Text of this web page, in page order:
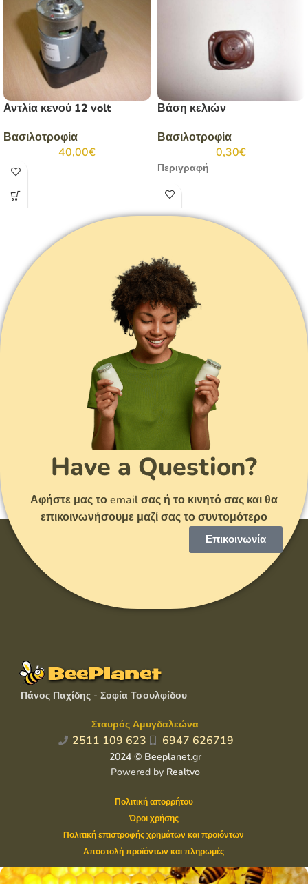
Αντλία κενού 12 volt
Βασιλοτροφία
40,00€
Βάση κελιών
Βασιλοτροφία
0,30€
Περιγραφή
Have a Question?
Αφήστε μας το email σας ή το κινητό σας και θα
επικοινωνήσουμε μαζί σας το συντομότερο
Επικοινωνία
Πάνος Παχίδης - Σοφία Τσουλφίδου
Σταυρός Αμυγδαλεώνα
2511 109 623 6947 626719
2024 © Beeplanet.gr
Powered by Realtvo
Πολιτική απορρήτου
Όροι χρήσης
Πολιτική επιστροφής χρημάτων και προϊόντων
Αποστολή προϊόντων και πληρωμές